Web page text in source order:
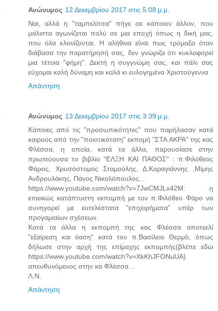
Ανώνυμος 12 Δεκεμβρίου 2017 στις 5:08 μ.μ.
Ναι, αλλά η "ταμπελίτσα" πήγε σε κάποιον άλλον, που
μάλιστα αγωνίζεται πολύ σε μια εποχή όπως η δική μας,
που όλα κλονίζονται. Η αλήθεια είναι πως τρόμαξα όταν
διάβασα την παρατήρησή σας, δεν γνώριζα ότι κυκλοφορεί
μια τέτοια "φήμη". Δεκτή η συγγνώμη σας, και πάλι σας
εύχομαι καλή δύναμη και καλά κι ευλογημένα Χριστούγεννα
Απάντηση
Ανώνυμος 13 Δεκεμβρίου 2017 στις 3:39 μ.μ.
Κάποιες από τις "προσωπικότητες" που παρήλασαν κατά
καιρούς από την "ποιοτικότατη" εκπομή "ΣΤΑ ΑΚΡΑ" της κας
Φλέσσα, η οποία, κατά τα άλλα, παρουσίασε στην
πρωτεύουσα το βιβλίο "ΕΛΞΗ ΚΑΙ ΠΑΘΟΣ" : π.Φιλόθεος
Φάρος, Χρυσόστομος Σταμούλης, Δ.Καραγιάννης ,Μίμης
Ανδρουλάκης, Πάνος Νικολόπουλος...
https://www.youtube.com/watch?v=7JwCMJLx42M: η
επιεικώς κατάπτυστη εκπομπή με τον π.Φιλόθεο Φάρο να
συνηγορεί με ευτελέστατα "επιχειρήματα" υπέρ των
προγαμιαίων σχέσεων.
Κατά τα άλλα η εκπομπή της κας Φλέσσα αποτεελί
"εξαίρεση και όαση" κατά τον π.Βασίλειο Θερμό, όπως
δήλωσε στην αρχή της επίμαχης εκπομπής(βλέπε εδώ
https://www.youtube.com/watch?v=XkKhJFONuUA)
απευθυνόμενος στην κα Φλέσσα...
Λ.Ν.
Απάντηση